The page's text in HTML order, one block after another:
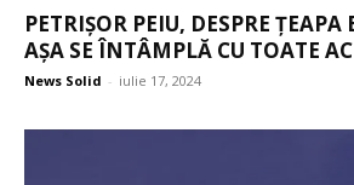
PETRIȘOR PEIU, DESPRE
AȘA SE ÎNTÂMPLĂ CU TOATE
News Solid - iulie 17, 2024